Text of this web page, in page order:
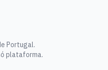
Portugal.
plataforma.